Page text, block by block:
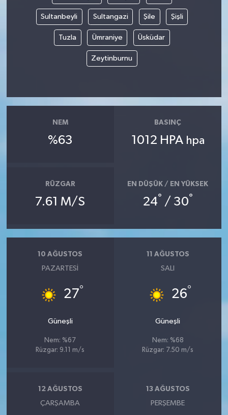
Sultanbeyli Sultangazi Şile Şişli
Tuzla Ümraniye Üsküdar
Zeytinburnu
NEM
%63
BASINÇ
1012 HPA hpa
RÜZGAR
7.61 M/S
EN DÜŞÜK / EN YÜKSEK
24° / 30°
10 AĞUSTOS
PAZARTESI
27°
Güneşli
Nem: %67
Rüzgar: 9.11 m/s
11 AĞUSTOS
SALI
26°
Güneşli
Nem: %68
Rüzgar: 7.50 m/s
12 AĞUSTOS
ÇARŞAMBA
13 AĞUSTOS
PERŞEMBE